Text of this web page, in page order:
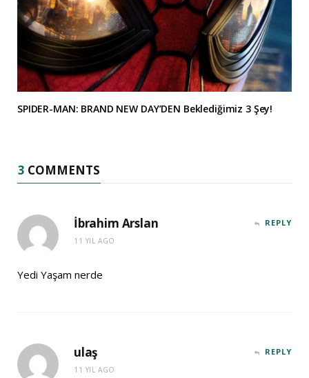
SPIDER-MAN: BRAND NEW DAY’DEN Beklediğimiz 3 Şey!
3 COMMENTS
İbrahim Arslan
11 YIL AGO
REPLY
Yedi Yaşam nerde
ulaş
11 YIL AGO
REPLY